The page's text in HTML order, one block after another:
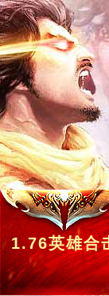
1.76英雄合